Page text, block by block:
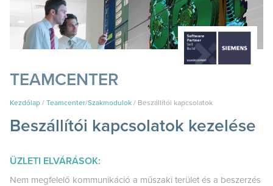
TEAMCENTER
Kezdőlap / Teamcenter/Szakmodulok / Beszállítói kapcsolatok
Beszállítói kapcsolatok kezelése
ÜZLETI ELVÁRÁSOK:
Nem megfelelő kommunikáció a műszaki terület és a beszerzés